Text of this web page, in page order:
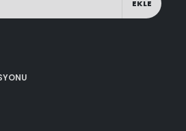
EKLE